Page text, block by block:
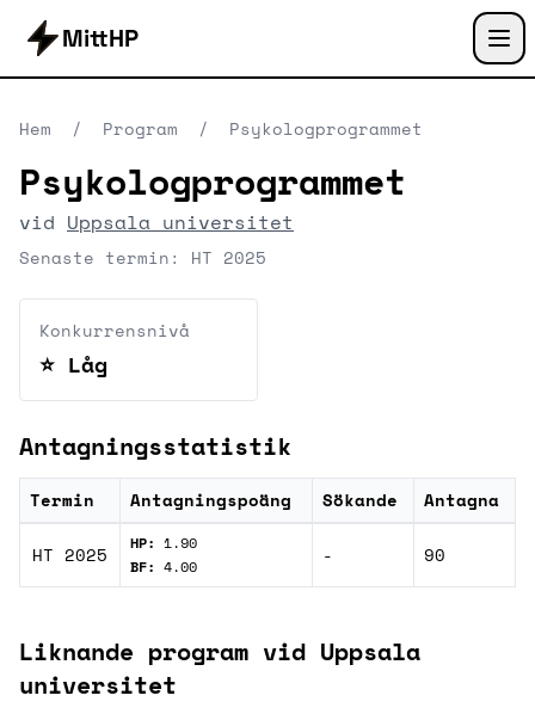
MittHP
Hem / Program / Psykologprogrammet
Psykologprogrammet
vid Uppsala universitet
Senaste termin: HT 2025
Konkurrensnivå
⭐ Låg
Antagningsstatistik
Historiska antagningssiffror för
Termin Antagningspoäng Sökande Antagna
HT 2025 HP: 1.90
BF: 4.00 - 90
Liknande program vid Uppsala
universitet